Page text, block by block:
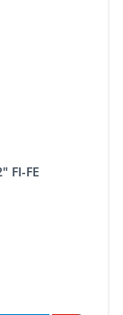
FI-FE